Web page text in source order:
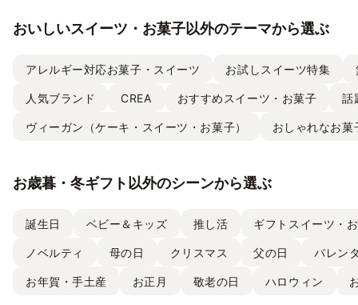
おいしいスイーツ・お菓子以外のテーマから選ぶ
アレルギー対応お菓子・スイーツ お試しスイーツ特集
人気ブランド CREA おすすめスイーツ・お菓子 話
ヴィーガン（ケーキ・スイーツ・お菓子） おしゃれなお菓
お歳暮・冬ギフト以外のシーンから選ぶ
誕生日 ベビー＆キッズ 推し活 ギフトスイーツ・
ノベルティ 母の日 クリスマス 父の日 バレン
お年賀・手土産 お正月 敬老の日 ハロウィン